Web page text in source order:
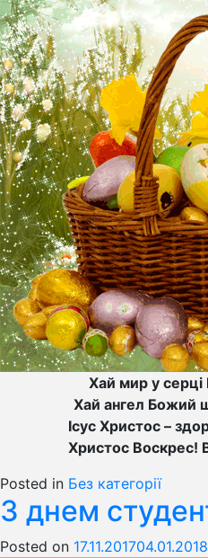
Хай мир у
Хай ангел Божий
Ісус Христос –
Христос Воскрес!
Posted in Без категорії
З днем
Posted on 17.11.201704.01.2018